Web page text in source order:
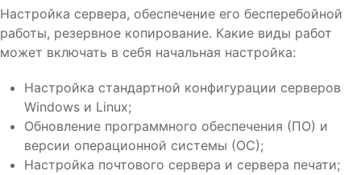
Настройка сервера, обеспечение его бесперебойной
работы, резервное копирование. Какие виды работ
может включать в себя начальная настройка:
Настройка стандартной конфигурации серверов
Windows и Linux;
Обновление программного обеспечения (ПО) и
версии операционной системы (ОС);
Настройка почтового сервера и сервера печати;